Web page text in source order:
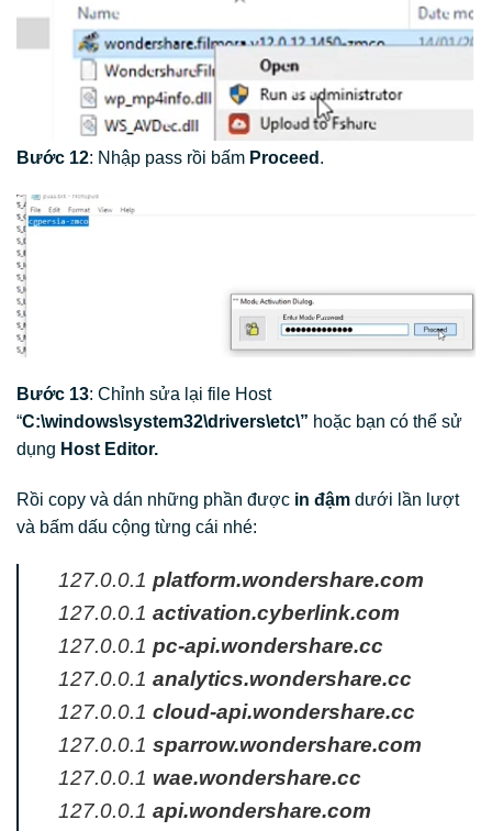
Bước 12: Nhập pass rồi bấm Proceed .
Bước 13: Chỉnh sửa lại file Host
“C:\windows\system32\drivers\etc\” hoặc bạn có thể sử
dụng Host Editor.
Rồi copy và dán những phần được in đậm dưới lần lượt
và bấm dấu cộng từng cái nhé:
127.0.0.1 platform.wondershare.com
127.0.0.1 activation.cyberlink.com
127.0.0.1 pc-api.wondershare.cc
127.0.0.1 analytics.wondershare.cc
127.0.0.1 cloud-api.wondershare.cc
127.0.0.1 sparrow.wondershare.com
127.0.0.1 wae.wondershare.cc
127.0.0.1 api.wondershare.com